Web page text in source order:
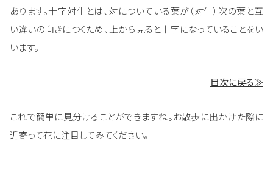
あります。十字対生とは、対についている葉が（対生）次の葉と互
い違いの向きにつくため、上から見ると十字になっていることをい
います。
目次に戻る≫
これで簡単に見分けることができますね。お散歩に出かけた際に
近寄って花に注目してみてください。